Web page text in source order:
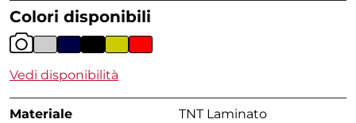
Colori disponibili
Vedi disponibilità
Materiale TNT Laminato